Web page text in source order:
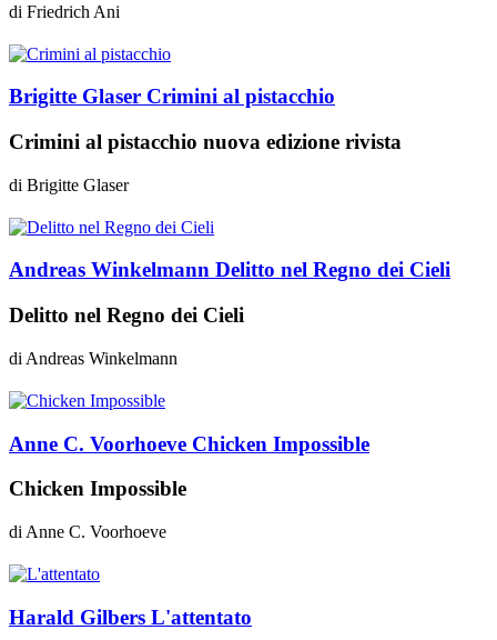
di Friedrich Ani
Brigitte Glaser Crimini al pistacchio
Crimini al pistacchio nuova edizione rivista
di Brigitte Glaser
Andreas Winkelmann Delitto nel Regno dei Cieli
Delitto nel Regno dei Cieli
di Andreas Winkelmann
Anne C. Voorhoeve Chicken Impossible
Chicken Impossible
di Anne C. Voorhoeve
Harald Gilbers L'attentato